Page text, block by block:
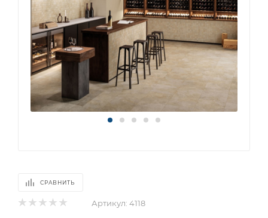
СРАВНИТЬ
Артикул: 4118